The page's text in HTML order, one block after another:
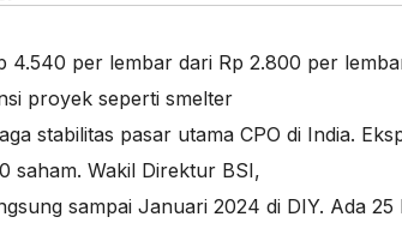
4.540 per lembar dari Rp 2.800 per
proyek seperti smelter
stabilitas pasar utama CPO di India.
saham. Wakil Direktur BSI,
sampai Januari 2024 di DIY. Ada